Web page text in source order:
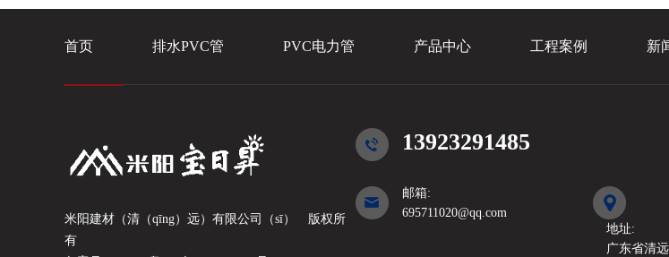
首页 排水PVC管 PVC电力管 产品中心 工程案例 新
米阳建材（清（qīng）远）有限公司（sī）
版权所
有
13923291485
邮箱:
695711020@qq.com
地址:
广东省清